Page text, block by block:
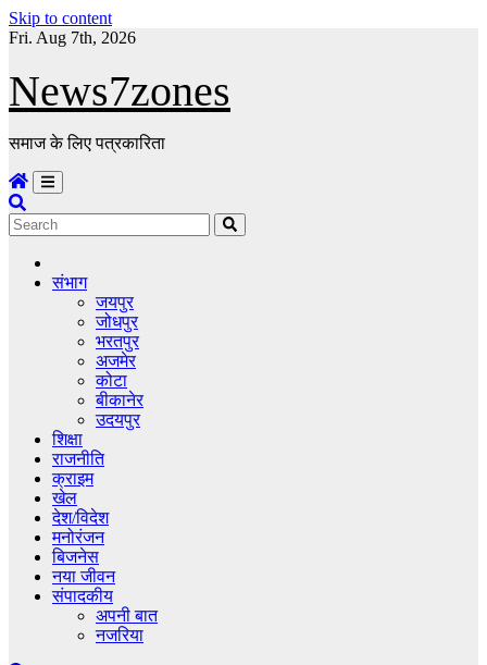
Skip to content
Fri. Aug 7th, 2026
News7zones
समाज के लिए पत्रकारिता
संभाग
जयपुर
जोधपुर
भरतपुर
अजमेर
कोटा
बीकानेर
उदयपुर
शिक्षा
राजनीति
क्राइम
खेल
देश/विदेश
मनोरंजन
बिजनेस
नया जीवन
संपादकीय
अपनी बात
नजरिया